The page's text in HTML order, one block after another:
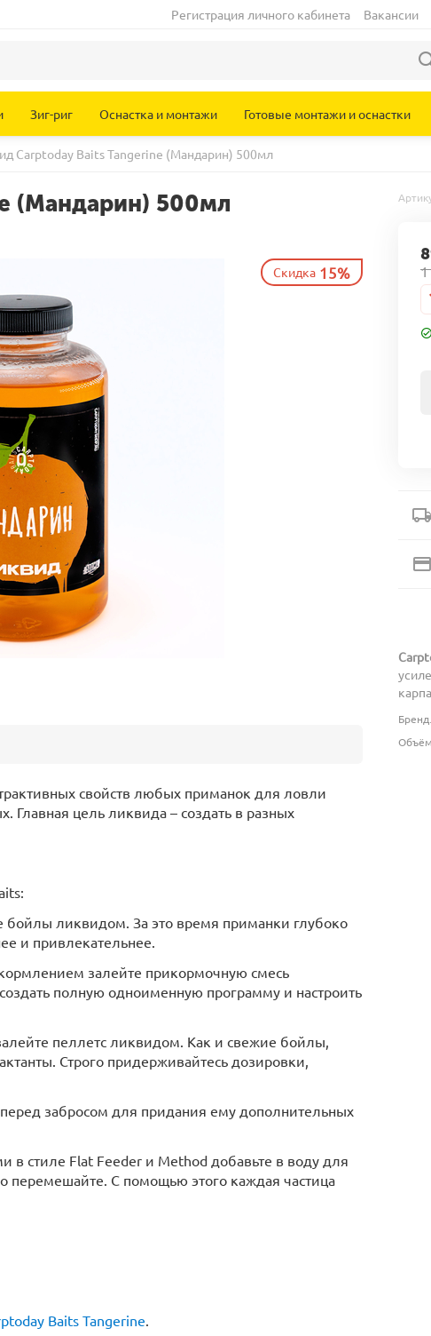
Регистрация личного кабинета Вакансии
Зиг-риг Оснастка и монтажи Готовые монтажи и оснастки
Carptoday Baits Tangerine (Мандарин) 500мл
(Мандарин) 500мл
Бренд
Объём
свойств любых приманок для ловли
Главная цель ликвида – создать в разных
бойлы ликвидом. За это время приманки глубоко
и привлекательнее.
залейте прикормочную смесь
полную одноименную программу и настроить
пеллетс ликвидом. Как и свежие бойлы,
Строго придерживайтесь дозировки,
забросом для придания ему дополнительных
стиле Flat Feeder и Method добавьте в воду для
перемешайте. С помощью этого каждая частица
Baits Tangerine.